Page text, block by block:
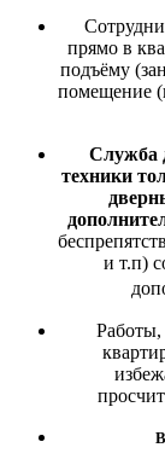
прямо в
подъёму
помещение
Служба
техники
и т.п)
Работы,